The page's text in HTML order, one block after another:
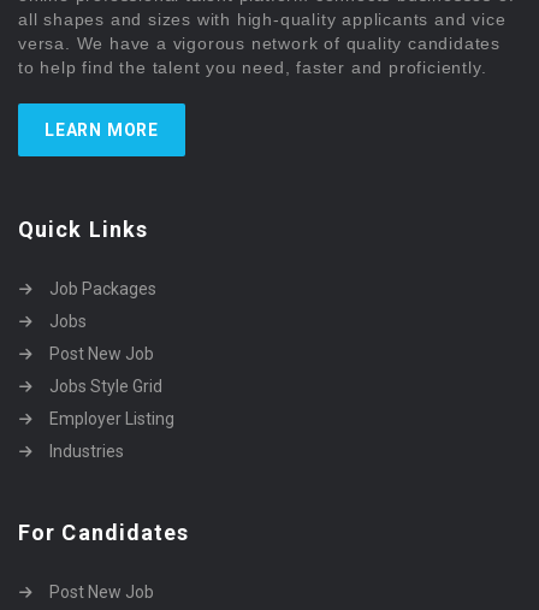
all shapes and sizes with high-quality applicants and vice
versa. We have a vigorous network of quality candidates
to help find the talent you need, faster and proficiently.
LEARN MORE
Quick Links
Job Packages
Jobs
Post New Job
Jobs Style Grid
Employer Listing
Industries
For Candidates
Post New Job